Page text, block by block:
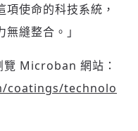
使命的科技系統，
縫整合。」
Microban 網站：
coatings/technolo